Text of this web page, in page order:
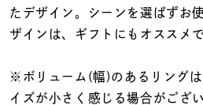
着用シーン
たデザイン。シーンを選ばずお
ザインは、ギフトにもオススメで
※ボリューム(幅)のあるリング
イズが小さく感じる場合がござい